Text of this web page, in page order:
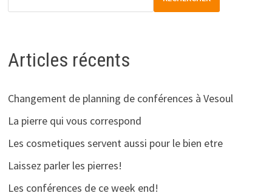
Articles récents
Changement de planning de conférences à Vesoul
La pierre qui vous correspond
Les cosmetiques servent aussi pour le bien etre
Laissez parler les pierres!
Les conférences de ce week end!